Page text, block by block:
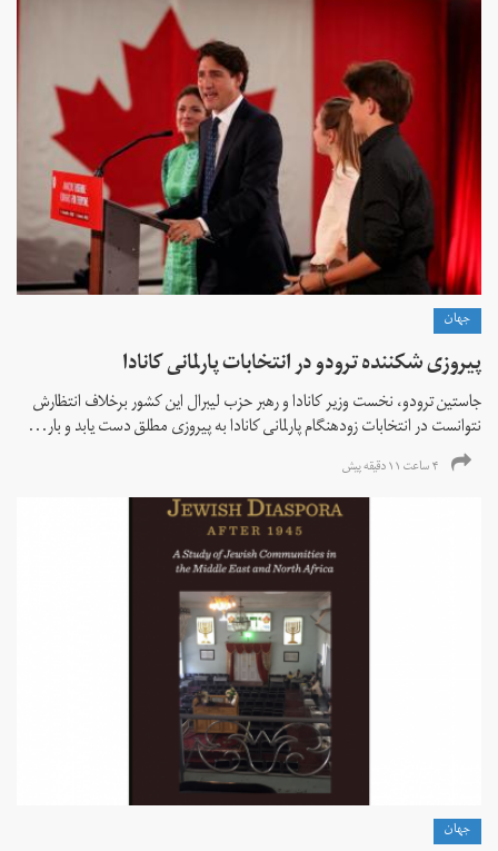
جهان
پیروزی شکننده ترودو در انتخابات پارلمانی کانادا
جاستین ترودو، نخست وزیر کانادا و رهبر حزب لیبرال این کشور برخلاف انتظارش
نتوانست در انتخابات زود‌هنگام پارلمانی کانادا به پیروزی مطلق دست یابد و بار...
۴ ساعت ۱۱ دقیقه پیش
جهان